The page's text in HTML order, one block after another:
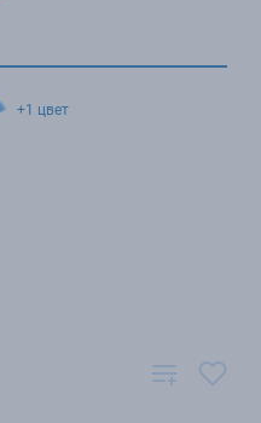
+1 цвет